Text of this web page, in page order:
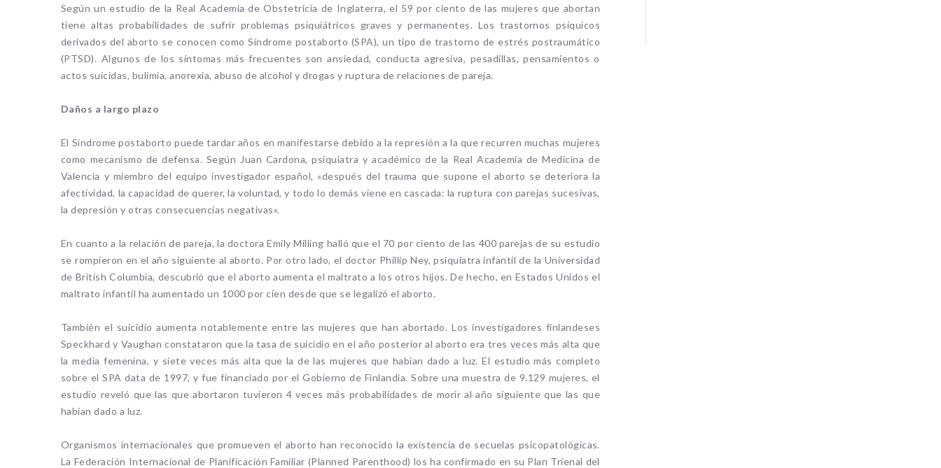
Según un estudio de la Real Academia de Obstetricia de Inglaterra, el 59 por ciento de las mujeres que abortan
tiene altas probabilidades de sufrir problemas psiquiátricos graves y permanentes. Los trastornos psíquicos
derivados del aborto se conocen como Síndrome postaborto (SPA), un tipo de trastorno de estrés postraumático
(PTSD). Algunos de los síntomas más frecuentes son ansiedad, conducta agresiva, pesadillas, pensamientos o
actos suicidas, bulimia, anorexia, abuso de alcohol y drogas y ruptura de relaciones de pareja.
Daños a largo plazo
El Síndrome postaborto puede tardar años en manifestarse debido a la represión a la que recurren muchas mujeres
como mecanismo de defensa. Según Juan Cardona, psiquiatra y académico de la Real Academia de Medicina de
Valencia y miembro del equipo investigador español, «después del trauma que supone el aborto se deteriora la
afectividad, la capacidad de querer, la voluntad, y todo lo demás viene en cascada: la ruptura con parejas sucesivas,
la depresión y otras consecuencias negativas».
En cuanto a la relación de pareja, la doctora Emily Milling halló que el 70 por ciento de las 400 parejas de su estudio
se rompieron en el año siguiente al aborto. Por otro lado, el doctor Phillip Ney, psiquiatra infantil de la Universidad
de British Columbia, descubrió que el aborto aumenta el maltrato a los otros hijos. De hecho, en Estados Unidos el
maltrato infantil ha aumentado un 1000 por cien desde que se legalizó el aborto.
También el suicidio aumenta notablemente entre las mujeres que han abortado. Los investigadores finlandeses
Speckhard y Vaughan constataron que la tasa de suicidio en el año posterior al aborto era tres veces más alta que
la media femenina, y siete veces más alta que la de las mujeres que habían dado a luz. El estudio más completo
sobre el SPA data de 1997, y fue financiado por el Gobierno de Finlandia. Sobre una muestra de 9.129 mujeres, el
estudio reveló que las que abortaron tuvieron 4 veces más probabilidades de morir al año siguiente que las que
habían dado a luz.
Organismos internacionales que promueven el aborto han reconocido la existencia de secuelas psicopatológicas.
La Federación Internacional de Planificación Familiar (Planned Parenthood) los ha confirmado en su Plan Trienal del